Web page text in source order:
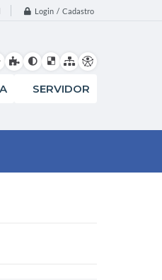
Login / Cadastro
SERVIDOR